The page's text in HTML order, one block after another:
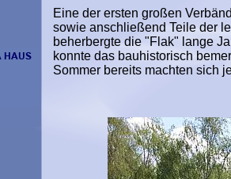
Eine der ersten großen
sowie anschließend Teile der
beherbergte die "Flak" lange
konnte das bauhistorisch
Sommer bereits machten sich